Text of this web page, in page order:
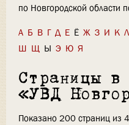
по Новгородской области
А Б В Г Д Е Ё Ж З И К Л
Ш Щ Ы Э Ю Я
Страницы в
«УВД
Показано 200 страниц из